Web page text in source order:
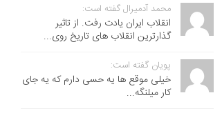
محمد آدمیرال گفته است:
انقلاب ایران یادت رفت. از تاثیر
گذارترین انقلاب های تاریخ روی...
پویان گفته است:
خیلی موقع ها یه حسی دارم که یه جای
کار میلنگه...